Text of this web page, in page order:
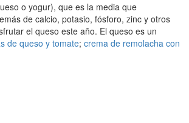
o yogur), que es la media que
de calcio, potasio, fósforo, zinc y otros
el queso este año. El queso es un
de queso y tomate; crema de remolacha con